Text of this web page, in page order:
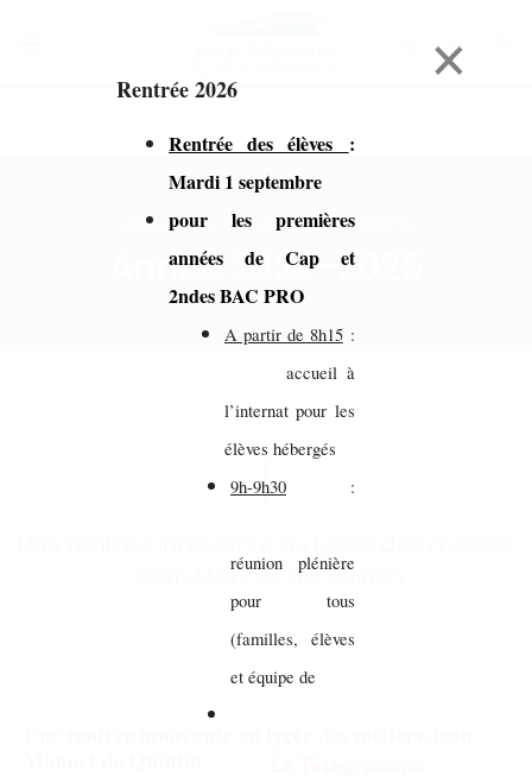
×
Rentrée 2026
Rentrée des élèves :
Mardi 1 septembre
pour les premières
années de Cap et
2ndes BAC PRO
A partir de 8h15:
accueil à
l’internat pour les
élèves hébergés
9h-9h30 :
réunion plénière
pour tous
(familles, élèves
et équipe de
Accueil > Année 2024-2025
Année 2024-2025
Jean Monnet de Quintin